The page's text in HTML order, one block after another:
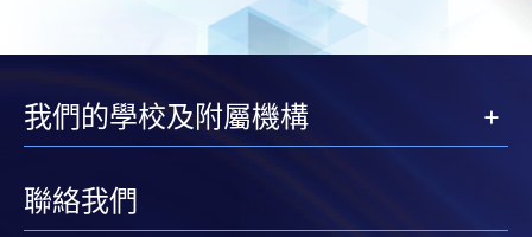
我們的學校及附屬機構
聯絡我們